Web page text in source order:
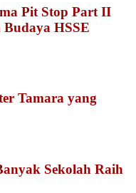
Pit Stop Part II
HSSE
Tamara yang
Sekolah Raih